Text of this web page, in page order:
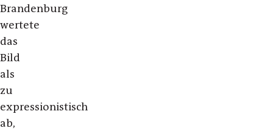
Brandenburg
wertete
das
Bild
als
zu
expressionistisch
ab,